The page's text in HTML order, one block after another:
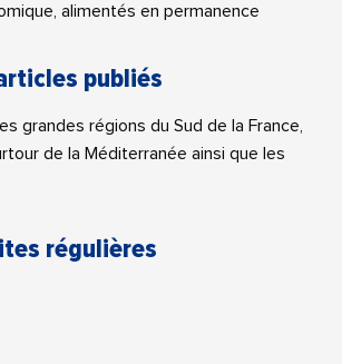
alimentés en permanence
publiés
grandes régions du Sud de la France,
de la Méditerranée ainsi que les
régulières